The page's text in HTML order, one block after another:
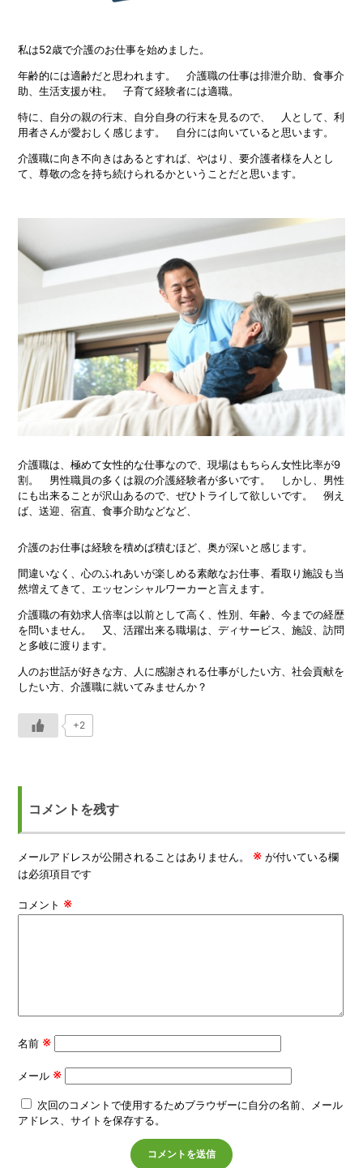
私は52歳で介護のお仕事を始めました。
年齢的には適齢だと思われます。 介護職の仕事は排泄介助、食事介
助、生活支援が柱。 子育て経験者には適職。
特に、自分の親の行末、自分自身の行末を見るので、 人として、利
用者さんが愛おしく感じます。 自分には向いていると思います。
介護職に向き不向きはあるとすれば、やはり、要介護者様を人とし
て、尊敬の念を持ち続けられるかということだと思います。
介護職は、極めて女性的な仕事なので、現場はもちらん女性比率が9
割。 男性職員の多くは親の介護経験者が多いです。 しかし、男性
にも出来ることが沢山あるので、ぜひトライして欲しいです。 例え
ば、送迎、宿直、食事介助などなど、
介護のお仕事は経験を積めば積むほど、奥が深いと感じます。
間違いなく、心のふれあいが楽しめる素敵なお仕事、看取り施設も当
然増えてきて、エッセンシャルワーカーと言えます。
介護職の有効求人倍率は以前として高く、性別、年齢、今までの経歴
を問いません。 又、活躍出来る職場は、ディサービス、施設、訪問
と多岐に渡ります。
人のお世話が好きな方、人に感謝される仕事がしたい方、社会貢献を
したい方、介護職に就いてみませんか？
+2
コメントを残す
メールアドレスが公開されることはありません。 ※ が付いている欄
は必須項目です
コメント ※
名前 ※
メール ※
次回のコメントで使用するためブラウザーに自分の名前、メール
アドレス、サイトを保存する。